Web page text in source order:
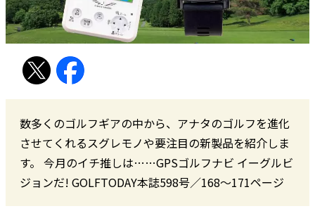
数多くのゴルフギアの中から、アナタのゴルフを進化
させてくれるスグレモノや要注目の新製品を紹介しま
す。 今月のイチ推しは……GPSゴルフナビ イーグルビ
ジョンだ! GOLFTODAY本誌598号／168〜171ページ